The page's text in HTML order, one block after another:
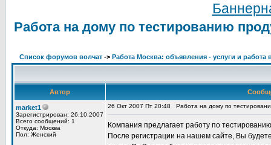
Работа на дому по тестированию
Список форумов волчат -> Работа Москва: объявления - услуги и работа
Автор
market1
Зарегистрирован: 26.10.2007
Всего сообщений: 1
Откуда: Москва
Пол: Женский
26 Окт 2007 Пт 20:48 Работа на дому по
Компания предлагает работу по
После регистрации на нашем сайте, Вы